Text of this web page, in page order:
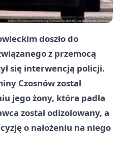
doszło do
z przemocą
się interwencją policji.
Czosnów został
jego żony, która padła
został odizolowany, a
o nałożeniu na niego